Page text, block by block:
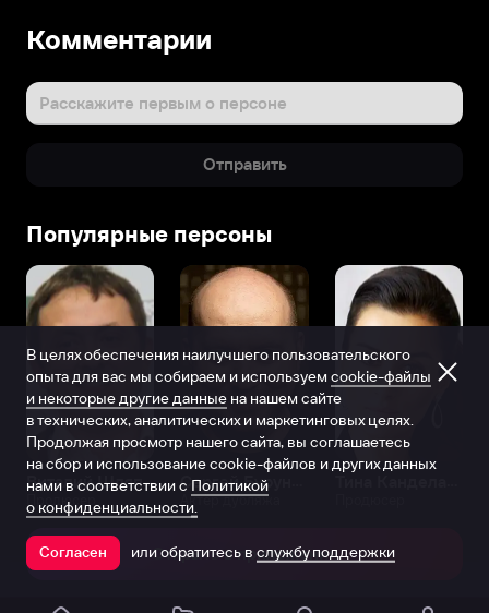
Комментарии
Расскажите первым о персоне
Отправить
Популярные персоны
Виталий Шляппо
Продюсер Актёр дубляжа
Открыть в приложении
В целях обеспечения наилучшего пользовательского
опыта для вас мы собираем и используем cookie-файлы
и некоторые другие данные на нашем сайте
в технических, аналитических и маркетинговых целях.
Продолжая просмотр нашего сайта, вы соглашаетесь
на сбор и использование cookie-файлов и других данных
нами в соответствии с Политикой
о конфиденциальности.
Согласен или обратитесь в службу поддержки